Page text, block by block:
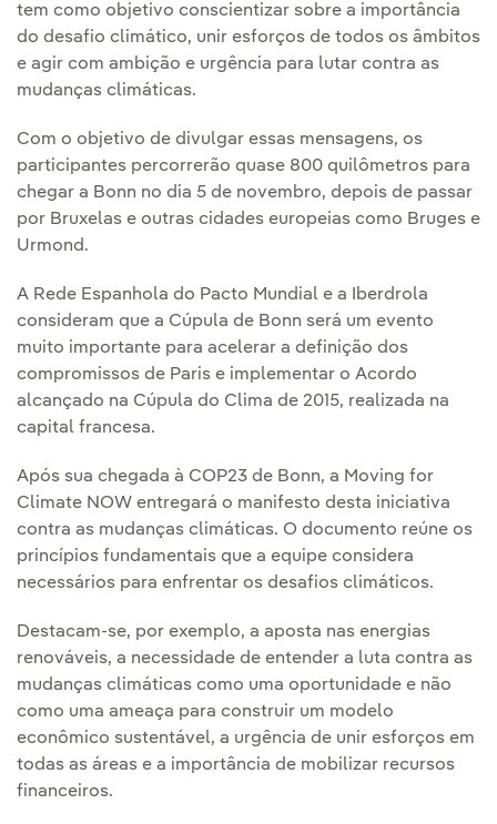
tem como objetivo conscientizar sobre a importância
do desafio climático, unir esforços de todos os âmbitos
e agir com ambição e urgência para lutar contra as
mudanças climáticas.
Com o objetivo de divulgar essas mensagens, os
participantes percorrerão quase 800 quilômetros para
chegar a Bonn no dia 5 de novembro, depois de passar
por Bruxelas e outras cidades europeias como Bruges e
Urmond.
A Rede Espanhola do Pacto Mundial e a Iberdrola
consideram que a Cúpula de Bonn será um evento
muito importante para acelerar a definição dos
compromissos de Paris e implementar o Acordo
alcançado na Cúpula do Clima de 2015, realizada na
capital francesa.
Após sua chegada à COP23 de Bonn, a Moving for
Climate NOW entregará o manifesto desta iniciativa
contra as mudanças climáticas. O documento reúne os
princípios fundamentais que a equipe considera
necessários para enfrentar os desafios climáticos.
Destacam-se, por exemplo, a aposta nas energias
renováveis, a necessidade de entender a luta contra as
mudanças climáticas como uma oportunidade e não
como uma ameaça para construir um modelo
econômico sustentável, a urgência de unir esforços em
todas as áreas e a importância de mobilizar recursos
financeiros.